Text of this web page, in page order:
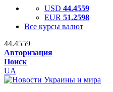
USD 44.4559
EUR 51.2598
Все курсы валют
44.4559
Авторизация
Поиск
UA